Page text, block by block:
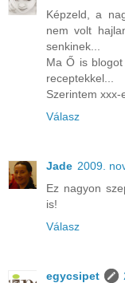
Képzeld, a
nem volt
senkinek...
Ma Ő is
receptekkel...
Szerintem
Válasz
Jade 2009.
Ez nagyon
is!
Válasz
egycsipet